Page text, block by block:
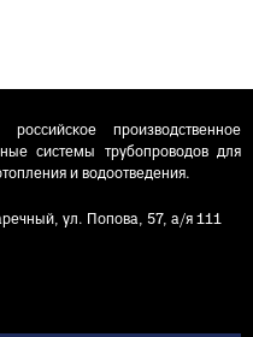
производственное
системы трубопроводов для
и водоотведения.
ул. Попова, 57, а/я 111